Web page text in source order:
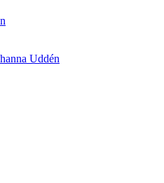
Uddén